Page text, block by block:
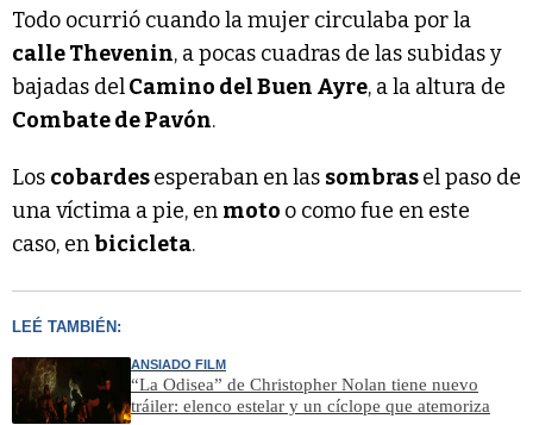
Todo ocurrió cuando la mujer circulaba por la
calle Thevenin, a pocas cuadras de las subidas y
bajadas delCamino del Buen Ayre, a la altura de
Combate de Pavón.
Los cobardesesperaban en las sombrasel paso de
una víctima a pie, en moto o como fue en este
caso, enbicicleta.
LEÉ TAMBIÉN:
ANSIADO FILM
“La Odisea” de Christopher Nolan tiene nuevo
tráiler: elenco estelar y un cíclope que atemoriza